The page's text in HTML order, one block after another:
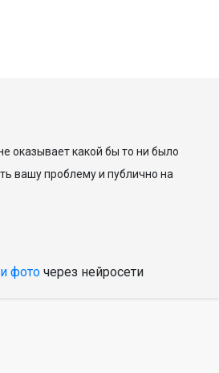
оказывает какой бы то ни было
вашу проблему и публично на
фото через нейросети